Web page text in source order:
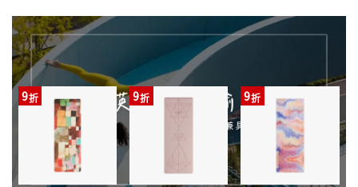
CLÉSIGN英國倫敦 頂級瑜珈
夏季新品 結合質感及藝術聯名
9 9 9